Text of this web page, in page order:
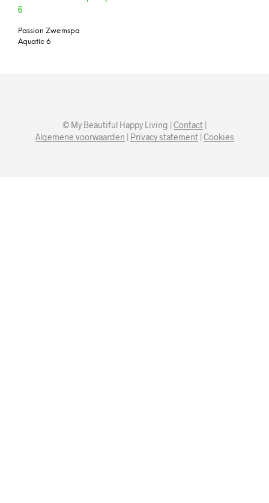
Passion Zwemspa
Aquatic 6
© My Beautiful Happy Living | Contact |
Algemene voorwaarden | Privacy statement| Cookies